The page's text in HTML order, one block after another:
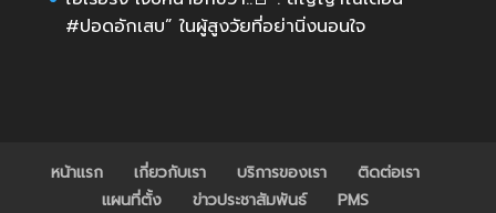
#ปอดอักเสบ” ในผู้สูงวัยที่อย่านิ่งนอนใจ
หน้าแรก เกี่ยวกับเรา บริการของเรา
ติดต่อเรา
แผนที่ตั้ง
ข่าวประชาสัมพันธ์
PMS